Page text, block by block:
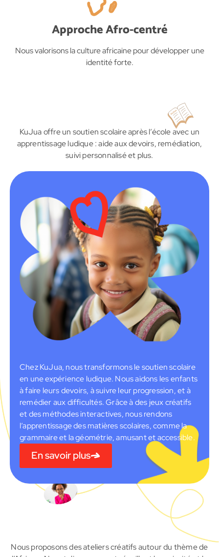
Approche Afro-centré
Nous valorisons la culture africaine pour développer une
identité forte.
KuJua offre un soutien scolaire après l’école avec un
apprentissageludique : aide aux devoirs, remédiation,
suivi personnalisé et plus.
Chez KuJua, nous transformons le soutien scolaire
en une expérience ludique. Nous aidons les enfants
à faire leurs devoirs, à suivre leur progression, et à
remédier aux difficultés. Grâce à des jeux créatifs
et des méthodes interactives, nous rendons
l’apprentissage des matières scolaires, comme la
grammaire et la géométrie, amusant et accessible.
En savoir plus
Nous proposons des ateliers créatifs autour du thème de